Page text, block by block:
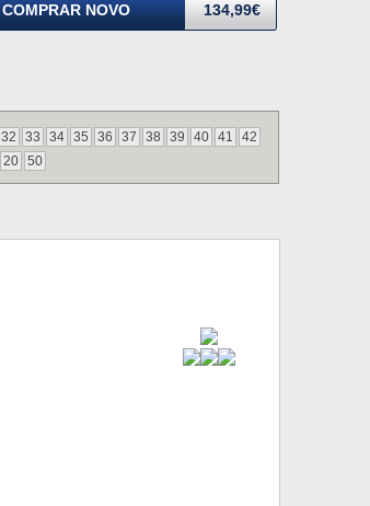
COMPRAR NOVO 134,99€
32 33 34 35 36 37 38 39 40 41
42
20 50